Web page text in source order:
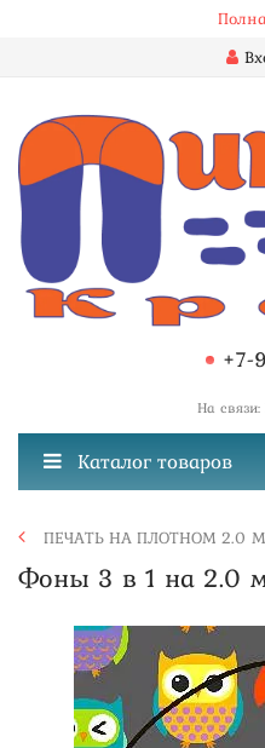
+7-
На
Каталог товаров
ПЕЧАТЬ НА ПЛОТНОМ 2.0
Фоны 3 в 1 на 2.0